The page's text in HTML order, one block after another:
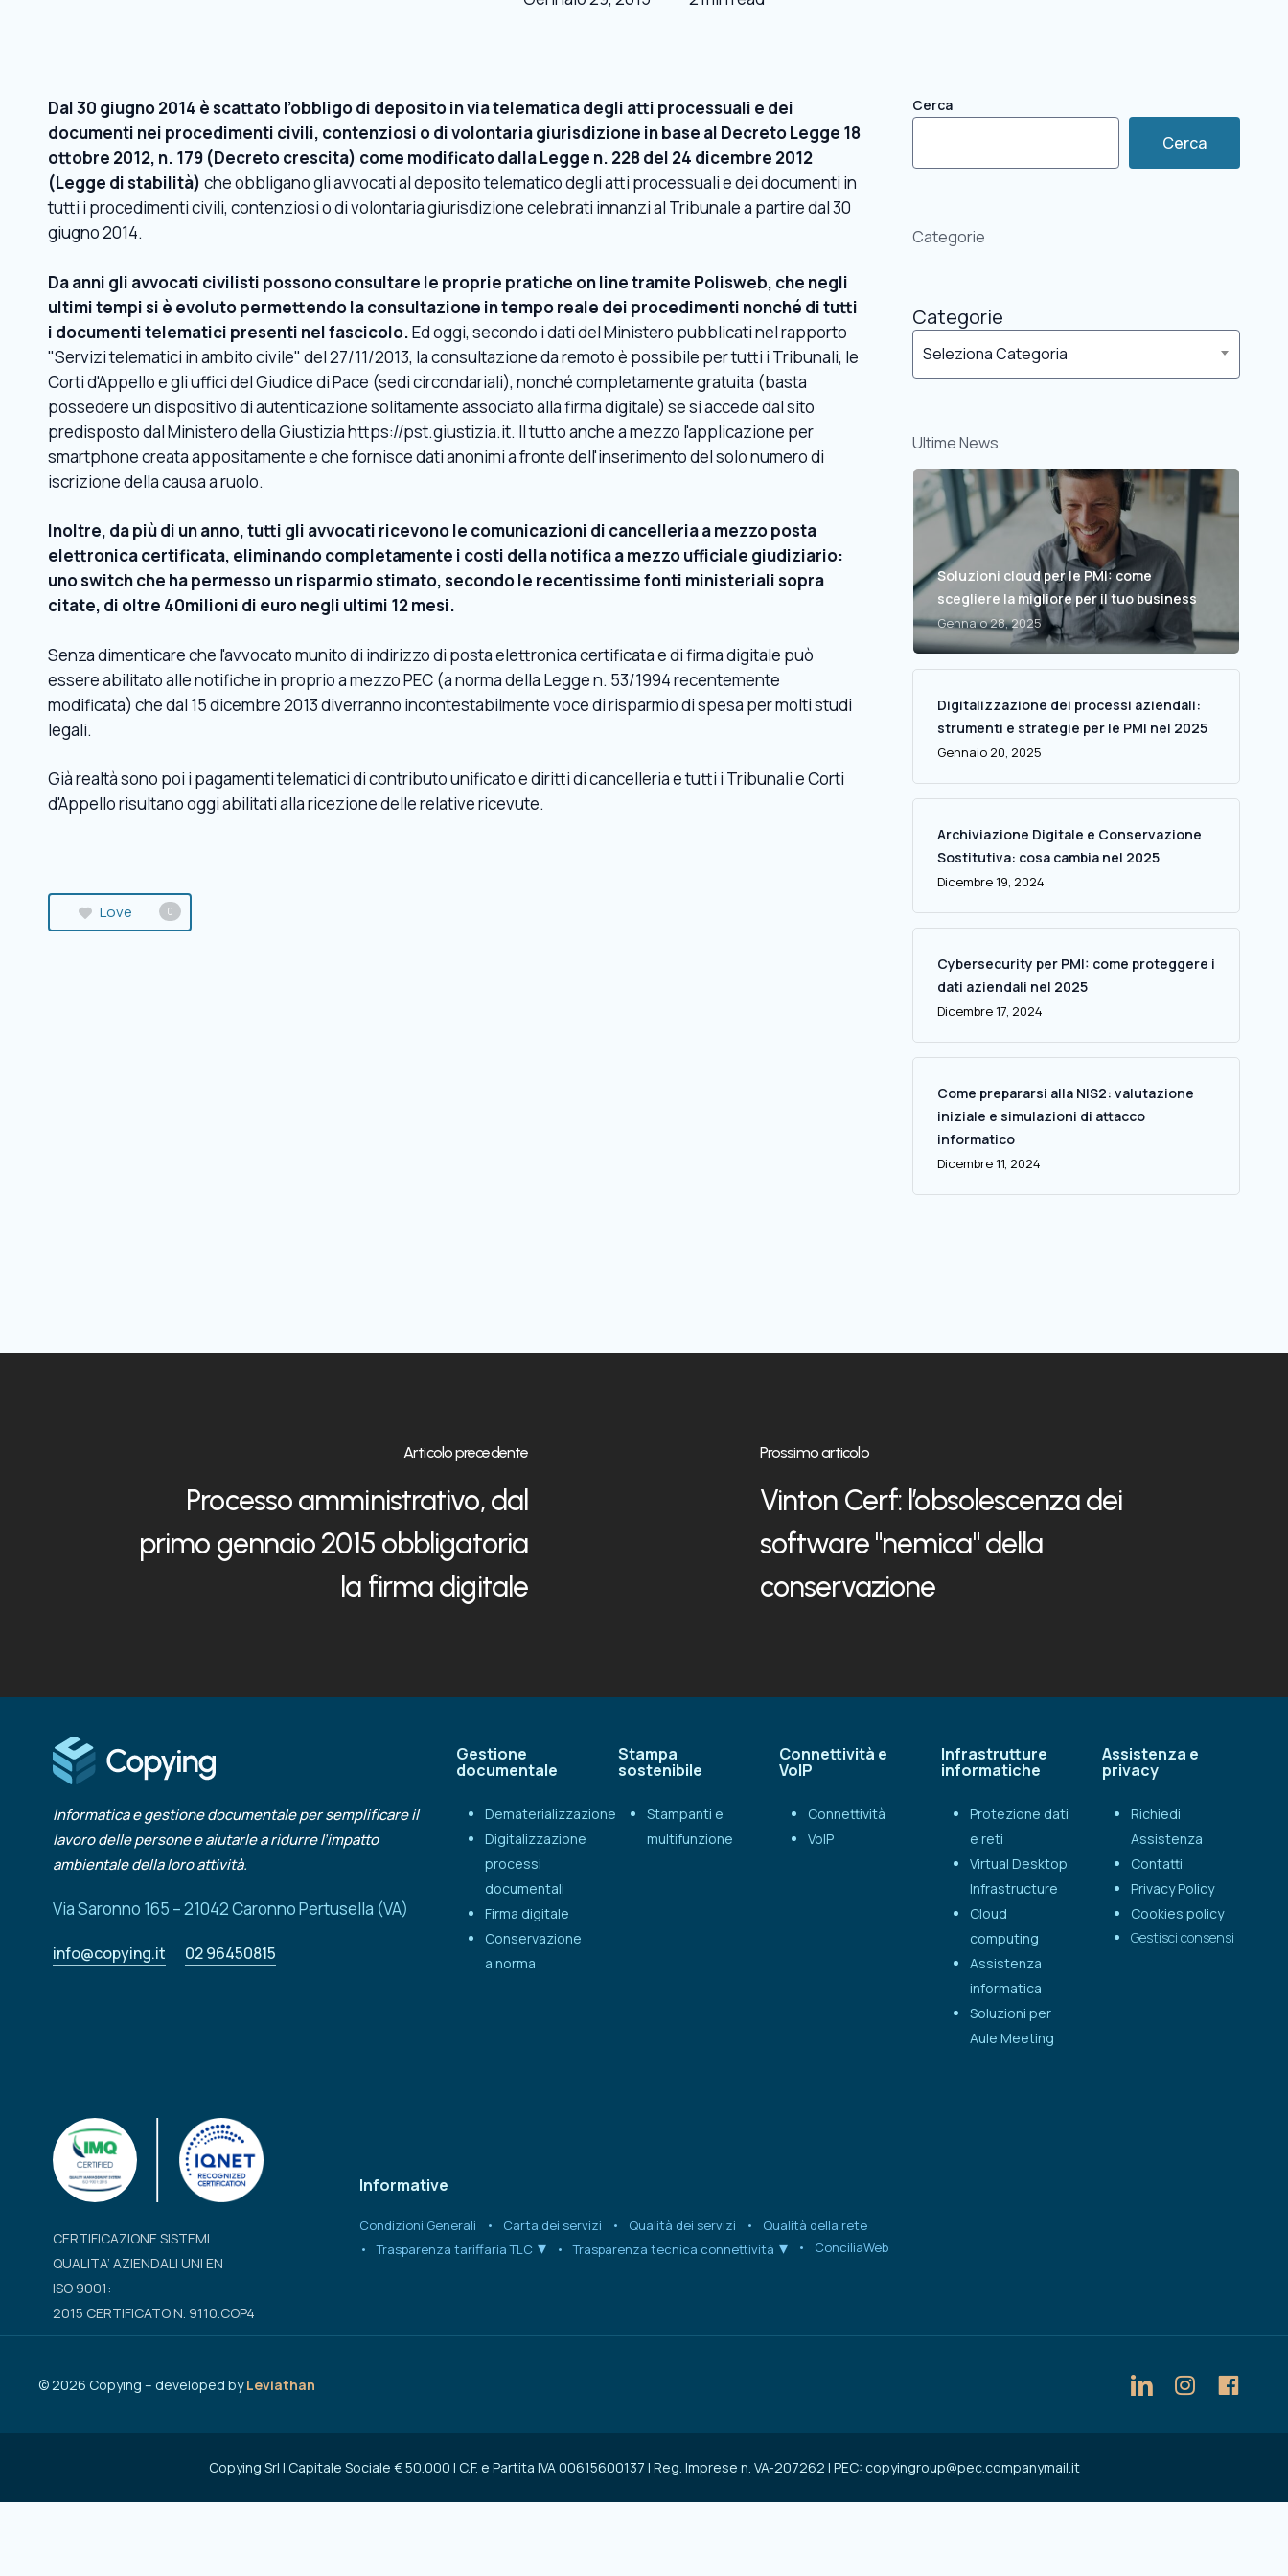
Dal 30 giugno 2014 è scattato l’obbligo di deposito in via telematica degli atti processuali e dei
documenti nei procedimenti civili, contenziosi o di volontaria giurisdizione in base al Decreto Legge 18
ottobre 2012, n. 179 (Decreto crescita) come modificato dalla Legge n. 228 del 24 dicembre 2012
(Legge di stabilità) che obbligano gli avvocati al deposito telematico degli atti processuali e dei documenti in
tutti i procedimenti civili, contenziosi o di volontaria giurisdizione celebrati innanzi al Tribunale a partire dal 30
giugno 2014.
Da anni gli avvocati civilisti possono consultare le proprie pratiche on line tramite Polisweb, che negli
ultimi tempi si è evoluto permettendo la consultazione in tempo reale dei procedimenti nonché di tutti
i documenti telematici presenti nel fascicolo.Ed oggi, secondo i dati del Ministero pubblicati nel rapporto
"Servizi telematici in ambito civile" del 27/11/2013, la consultazione da remoto è possibile per tutti i Tribunali, le
Corti d'Appello e gli uffici del Giudice di Pace (sedi circondariali), nonché completamente gratuita (basta
possedere un dispositivo di autenticazione solitamente associato alla firma digitale) se si accede dal sito
predisposto dal Ministero della Giustizia https://pst.giustizia.it. Il tutto anche a mezzo l'applicazione per
smartphone creata appositamente e che fornisce dati anonimi a fronte dell'inserimento del solo numero di
iscrizione della causa a ruolo.
Inoltre, da più di un anno, tutti gli avvocati ricevono le comunicazioni di cancelleria a mezzo posta
elettronica certificata, eliminando completamente i costi della notifica a mezzo ufficiale giudiziario:
uno switch che ha permesso un risparmio stimato, secondo le recentissime fonti ministeriali sopra
citate, di oltre 40milioni di euro negli ultimi 12 mesi.
Senza dimenticare che l'avvocato munito di indirizzo di posta elettronica certificata e di firma digitale può
essere abilitato alle notifiche in proprio a mezzo PEC (a norma della Legge n. 53/1994 recentemente
modificata) che dal 15 dicembre 2013 diverranno incontestabilmente voce di risparmio di spesa per molti studi
legali.
Già realtà sono poi i pagamenti telematici di contributo unificato e diritti di cancelleria e tutti i Tribunali e Corti
d'Appello risultano oggi abilitati alla ricezione delle relative ricevute.
Love 0
Cerca
Cerca
Categorie
Categorie
Seleziona Categoria
Ultime News
Soluzioni cloud per le PMI: come
scegliere la migliore per il tuo business
Gennaio 28, 2025
Digitalizzazione dei processi aziendali:
strumenti e strategie per le PMI nel 2025
Gennaio 20, 2025
Archiviazione Digitale e Conservazione
Sostitutiva: cosa cambia nel 2025
Dicembre 19, 2024
Cybersecurity per PMI: come proteggere i
dati aziendali nel 2025
Dicembre 17, 2024
Come prepararsi alla NIS2: valutazione
iniziale e simulazioni di attacco
informatico
Dicembre 11, 2024
Articolo precedente
Processo amministrativo, dal
primo gennaio 2015 obbligatoria
la firma digitale
Prossimo articolo
Vinton Cerf: l’obsolescenza dei
software "nemica" della
conservazione
Informatica e gestione documentale per semplificare il
lavoro delle persone e aiutarle a ridurre l’impatto
ambientale della loro attività.
Via Saronno 165 – 21042 Caronno Pertusella (VA)
info@copying.it 02 96450815
Gestione
documentale
Dematerializzazione
Digitalizzazione
processi
documentali
Firma digitale
Conservazione
a norma
Stampa
sostenibile
Stampanti e
multifunzione
Connettività e
VoIP
Connettività
VoIP
Infrastrutture
informatiche
Protezione dati
e reti
Virtual Desktop
Infrastructure
Cloud
computing
Assistenza
informatica
Soluzioni per
Aule Meeting
Assistenza e
privacy
Richiedi
Assistenza
Contatti
Privacy Policy
Cookies policy
Gestisci consensi
CERTIFICAZIONE SISTEMI
QUALITA’ AZIENDALI UNI EN
ISO 9001:
2015 CERTIFICATO N. 9110.COP4
Informative
Condizioni Generali Carta dei servizi Qualità dei servizi
Qualità della rete
Trasparenza tariffaria TLC
Trasparenza tecnica connettività ConciliaWeb
© 2026 Copying – developed byLeviathan
Copying Srl | Capitale Sociale € 50.000 | C.F. e Partita IVA 00615600137 | Reg. Imprese n. VA-207262 | PEC: copyingroup@pec.companymail.it